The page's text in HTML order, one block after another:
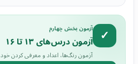
✓ آزمون بخش چهارم
آزمون درس‌های ۱۳ تا ۱۶
آزمون رنگ‌ها، اعداد و معرفی کردن خود